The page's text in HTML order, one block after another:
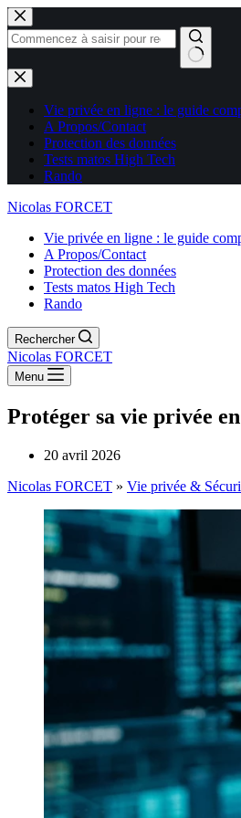
Aucun
résultat
Vie privée en ligne : le guide
A Propos/Contact
Protection des données
Tests matos High Tech
Rando
Nicolas FORCET
Vie privée en ligne : le guide
A Propos/Contact
Protection des données
Tests matos High Tech
Rando
Rechercher
Nicolas FORCET
Menu
Protéger sa vie privée
20 avril 2026
Nicolas FORCET » Vie privée &